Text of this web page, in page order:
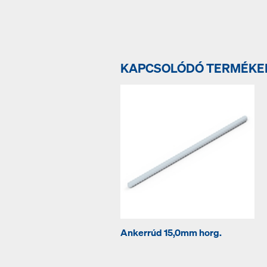
KAPCSOLÓDÓ
Ankerrúd 15,0mm horg.